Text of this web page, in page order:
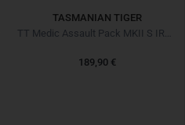
TASMANIAN TIGER
189,90 €